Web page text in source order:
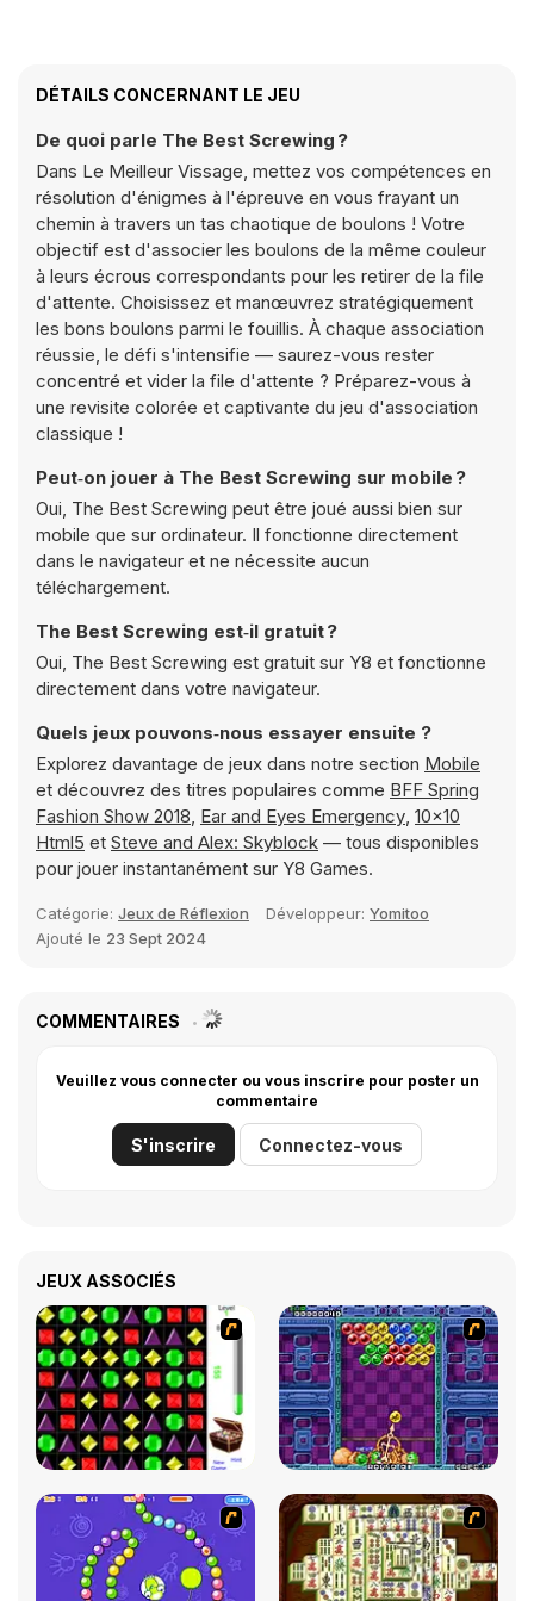
DÉTAILS CONCERNANT LE JEU
De quoi parle The Best Screwing ?
Dans Le Meilleur Vissage, mettez vos compétences en
résolution d'énigmes à l'épreuve en vous frayant un
chemin à travers un tas chaotique de boulons ! Votre
objectif est d'associer les boulons de la même couleur
à leurs écrous correspondants pour les retirer de la file
d'attente. Choisissez et manœuvrez stratégiquement
les bons boulons parmi le fouillis. À chaque association
réussie, le défi s'intensifie — saurez-vous rester
concentré et vider la file d'attente ? Préparez-vous à
une revisite colorée et captivante du jeu d'association
classique !
Peut‑on jouer à The Best Screwing sur mobile ?
Oui, The Best Screwing peut être joué aussi bien sur
mobile que sur ordinateur. Il fonctionne directement
dans le navigateur et ne nécessite aucun
téléchargement.
The Best Screwing est‑il gratuit ?
Oui, The Best Screwing est gratuit sur Y8 et fonctionne
directement dans votre navigateur.
Quels jeux pouvons‑nous essayer ensuite ?
Explorez davantage de jeux dans notre section Mobile
et découvrez des titres populaires comme BFF Spring
Fashion Show 2018, Ear and Eyes Emergency, 10x10
Html5 et Steve and Alex: Skyblock — tous disponibles
pour jouer instantanément sur Y8 Games.
Catégorie: Jeux de Réflexion Développeur: Yomitoo
Ajouté le 23 Sept 2024
COMMENTAIRES
Veuillez vous connecter ou vous inscrire pour poster un
commentaire
S'inscrire Connectez-vous
JEUX ASSOCIÉS